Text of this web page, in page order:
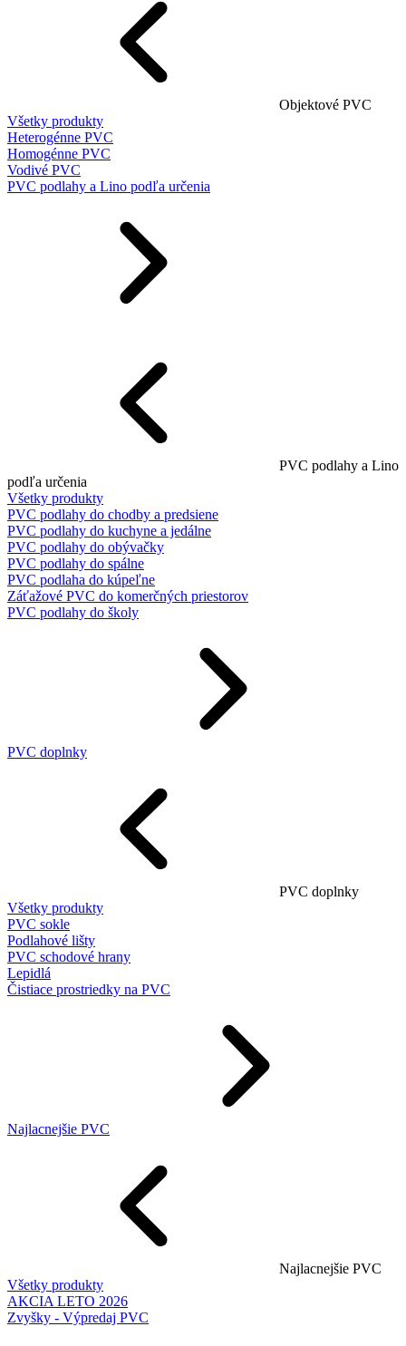
Objektové PVC
Všetky produkty
Heterogénne PVC
Homogénne PVC
Vodivé PVC
PVC podlahy a Lino podľa určenia
PVC podlahy a Lino
podľa určenia
Všetky produkty
PVC podlahy do chodby a predsiene
PVC podlahy do kuchyne a jedálne
PVC podlahy do obývačky
PVC podlahy do spálne
PVC podlaha do kúpeľne
Záťažové PVC do komerčných priestorov
PVC podlahy do školy
PVC doplnky
PVC doplnky
Všetky produkty
PVC sokle
Podlahové lišty
PVC schodové hrany
Lepidlá
Čistiace prostriedky na PVC
Najlacnejšie PVC
Najlacnejšie PVC
Všetky produkty
AKCIA LETO 2026
Zvyšky - Výpredaj PVC